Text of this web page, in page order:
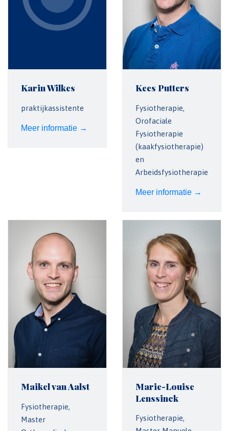
Karin Wilkes
praktijkassistente
Meer informatie →
Kees Putters
Fysiotherapie,
Orofaciale
Fysiotherapie
(kaakfysiotherapie)
en
Arbeidsfysiotherapie
Meer informatie →
Maikel van Aalst
Fysiotherapie,
Master
Marie-Louise
Lenssinck
Fysiotherapie,